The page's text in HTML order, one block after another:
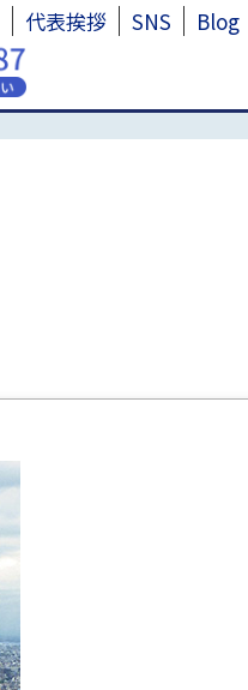
代表挨拶 SNS Blog